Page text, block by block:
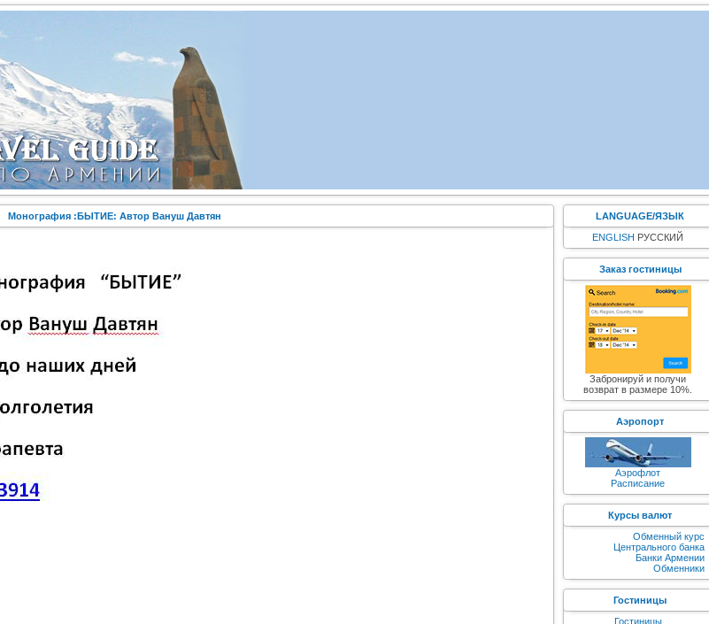
Монография :БЫТИЕ: Автор Вануш Давтян
LANGUAGE/ЯЗЫК
ENGLISH РУССКИЙ
Заказ гостиницы
Забронируй и получи
возврат в размере 10%.
Аэропорт
Аэрофлот
Расписание
Курсы валют
Обменный курс
Центрального банка
Банки Армении
Обменники
Гостиницы
Гостиницы